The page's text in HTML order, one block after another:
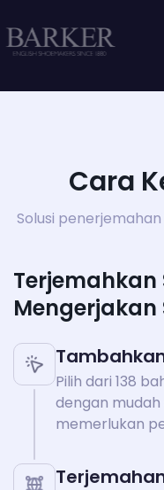
Cara
Solusi
Terjemahkan
Mengerjakan
Pilih dari 138
dengan
memerlukan